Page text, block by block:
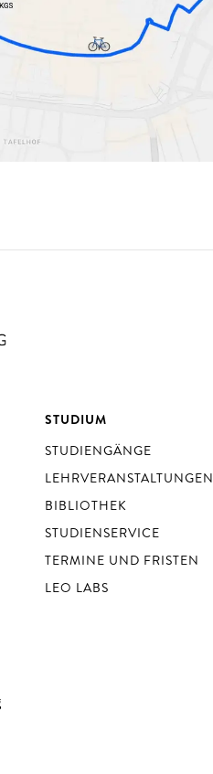
STUDIUM
STUDIENGÄNGE
LEHRVERANSTALTUNGEN
BIBLIOTHEK
STUDIENSERVICE
TERMINE UND FRISTEN
LEO LABS